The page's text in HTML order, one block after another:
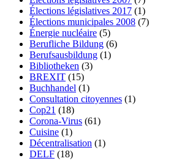
Élections législatives 2017 (1)
Élections municipales 2008 (7)
Énergie nucléaire (5)
Berufliche Bildung (6)
Berufsausbildung (1)
Bibliotheken (3)
BREXIT (15)
Buchhandel (1)
Consultation citoyennes (1)
Cop21 (18)
Corona-Virus (61)
Cuisine (1)
Décentralisation (1)
DELF (18)